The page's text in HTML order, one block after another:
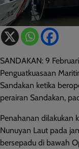
SANDAKAN: 9
Penguatkuasaan
Sandakan ketika
perairan Sandakan,
Penahanan dilakukan
Nunuyan Laut pada
bersepadu di bawah